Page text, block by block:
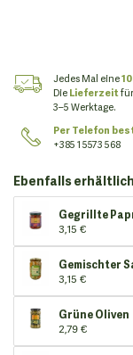
Jedes Mal eine
DieLieferzeit
3–5 Werktage.
Per Telefon
+385 1 5573 568
Ebenfalls
Gegrillte
3,15 €
Gemischter
3,15 €
Grüne Oliven
2,79 €